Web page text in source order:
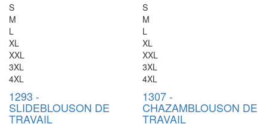
S
M
L
XL
XXL
3XL
4XL
1293 -
SLIDEBLOUSON DE
TRAVAIL
S
M
L
XL
XXL
3XL
4XL
1307-
CHAZAMBLOUSON DE
TRAVAIL